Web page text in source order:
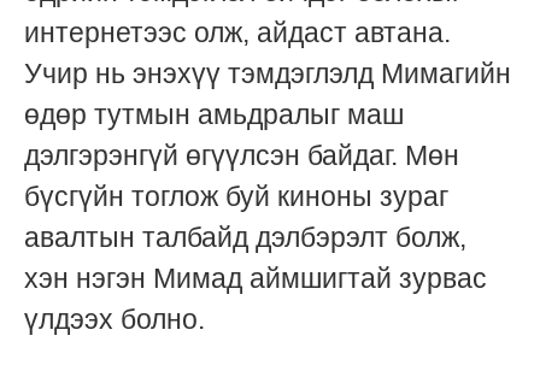
интернетээс олж, айдаст автана.
Учир нь энэхүү тэмдэглэлд Мимагийн
өдөр тутмын амьдралыг маш
дэлгэрэнгүй өгүүлсэн байдаг. Мөн
бүсгүйн тоглож буй киноны зураг
авалтын талбайд дэлбэрэлт болж,
хэн нэгэн Мимад аймшигтай зурвас
үлдээх болно.